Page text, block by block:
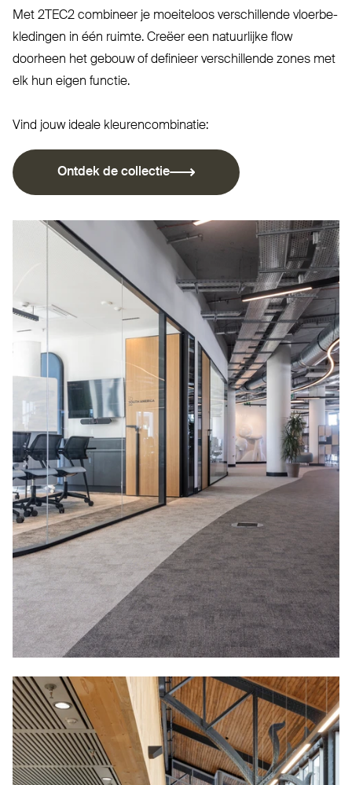
Met 2TEC2 combineer je moeiteloos ver­schillende vloer­be­
kledingen in één ruimte. Creëer een natuurlijke flow
doorheen het gebouw of definieer ver­schillende zones met
elk hun eigen functie.
Vind jouw ideale kleurencombinatie:
Ontdek de collectie